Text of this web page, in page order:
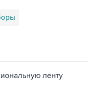
ленту